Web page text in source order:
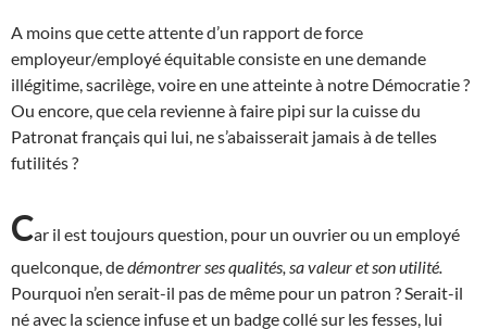
A moins que cette attente d’un rapport de force
employeur/employé équitable consiste en une demande
illégitime, sacrilège, voire en une atteinte à notre Démocratie ?
Ou encore, que cela revienne à faire pipi sur la cuisse du
Patronat français qui lui, ne s’abaisserait jamais à de telles
futilités ?
Car il est toujours question, pour un ouvrier ou un employé
quelconque, dedémontrer ses qualités, sa valeur et son utilité.
Pourquoi n’en serait-il pas de même pour un patron ? Serait-il
né avec la science infuse et un badge collé sur les fesses, lui